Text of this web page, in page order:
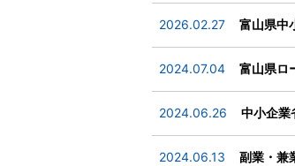
2026.02.27 富山県中
2024.07.04 富山県ロ
2024.06.26 中小企業
2024.06.13 副業・兼